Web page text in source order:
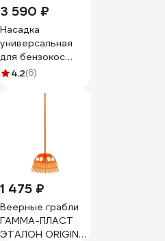
3 590 ₽
Насадка
универсальная
для бензокос
AUTOFEED 130 мм
Quality Unisaw
4.2(6)
1 475 ₽
Веерные грабли
ГАММА-ПЛАСТ
ЭТАЛОН ORIGINAL